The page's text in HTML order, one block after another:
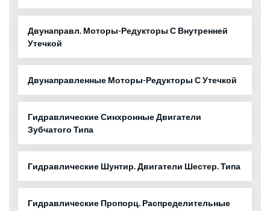
Двунаправл. Моторы-Редукторы С Внутренней
Утечкой
Двунаправленные Моторы-Редукторы С Утечкой
Гидравлические Синхронные Двигатели
Зубчатого Типа
Гидравлические Шунтир. Двигатели Шестер. Типа
Гидравлические Пропорц. Распределительные